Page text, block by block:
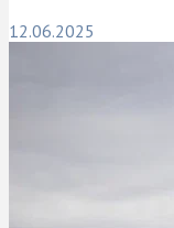
12.06.2025